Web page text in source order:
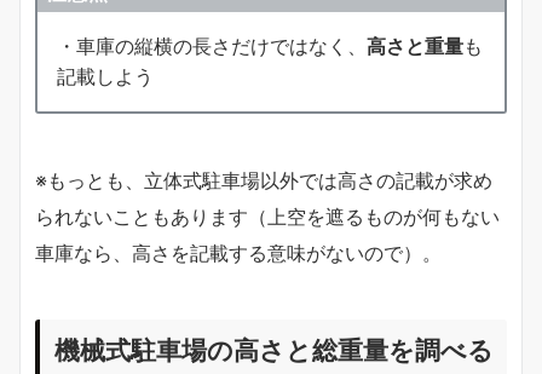
・車庫の縦横の長さだけではなく、 高さと重量も
記載しよう
※もっとも、立体式駐車場以外では高さの記載が求め
られないこともあります（上空を遮るものが何もない
車庫なら、高さを記載する意味がないので）。
機械式駐車場の高さと総重量を調べる